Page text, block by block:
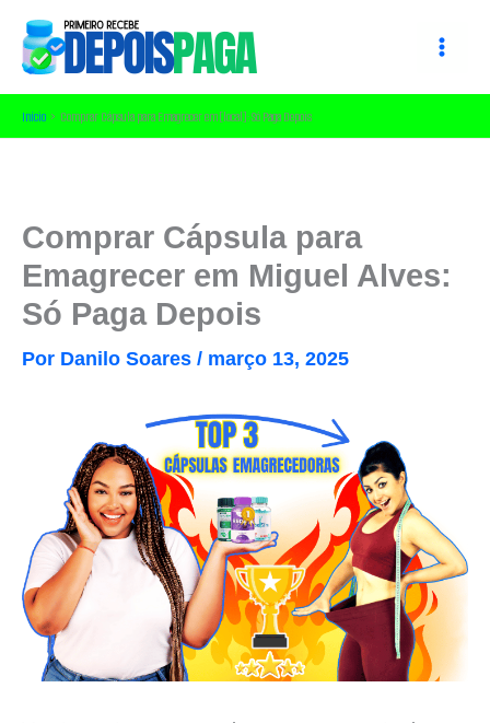
para
conteúdo
Início Comprar Cápsula para Emagrecer em [local]: Só Paga Depois
Comprar Cápsula para
Emagrecer em Miguel Alves:
Só Paga Depois
Por Danilo Soares / março 13, 2025